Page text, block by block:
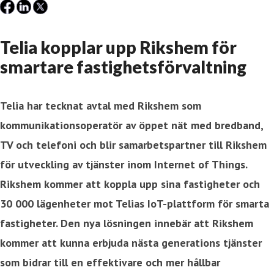
Telia kopplar upp Rikshem för
smartare fastighetsförvaltning
Telia har tecknat avtal med Rikshem som
kommunikationsoperatör av öppet nät med bredband,
TV och telefoni och blir samarbetspartner till Rikshem
för utveckling av tjänster inom Internet of Things.
Rikshem kommer att koppla upp sina fastigheter och
30 000 lägenheter mot Telias IoT-plattform för smarta
fastigheter. Den nya lösningen innebär att Rikshem
kommer att kunna erbjuda nästa generations tjänster
som bidrar till en effektivare och mer hållbar